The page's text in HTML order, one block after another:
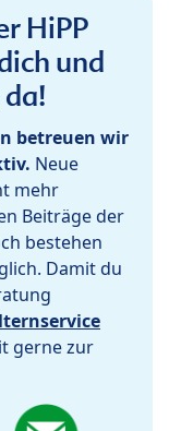
HiPP
und
betreuen wir
Neue
mehr
Beiträge der
bestehen
Damit du
gerne zur